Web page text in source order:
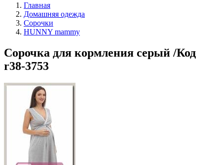
Главная
Домашняя одежда
Сорочки
HUNNY mammy
Сорочка для кормления серый /Код
r38-3753